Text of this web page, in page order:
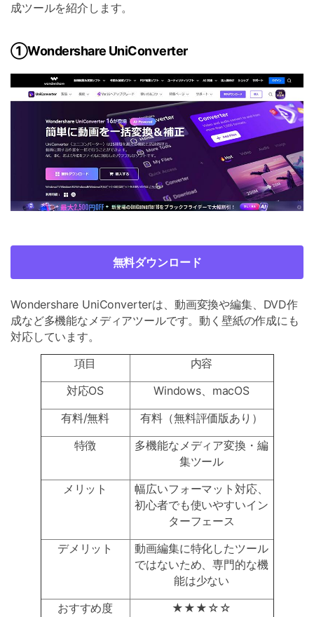
成ツールを紹介します。
①Wondershare UniConverter
無料ダウンロード
Wondershare UniConverterは、動画変換や編集、DVD作
成など多機能なメディアツールです。動く壁紙の作成にも
対応しています。
項目
内容
対応OS
Windows、macOS
有料/無料
有料（無料評価版あり）
特徴
多機能なメディア変換・編
集ツール
メリット
幅広いフォーマット対応、
初心者でも使いやすいイン
ターフェース
デメリット
動画編集に特化したツール
ではないため、専門的な機
能は少ない
おすすめ度
★★★☆☆